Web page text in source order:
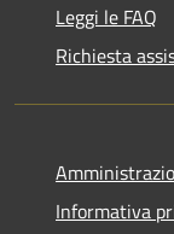
Leggi le FAQ
Richiesta
Informativa